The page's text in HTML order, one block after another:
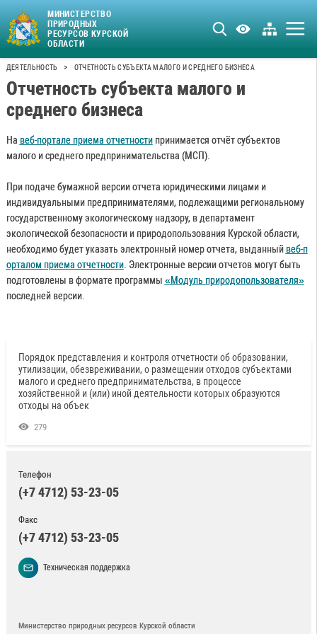
МИНИСТЕРСТВО
ПРИРОДНЫХ
РЕСУРСОВ КУРСКОЙ
ОБЛАСТИ
ДЕЯТЕЛЬНОСТЬ > ОТЧЕТНОСТЬ СУБЪЕКТА МАЛОГО И СРЕДНЕГО БИЗНЕСА
Отчетность субъекта малого и
среднего бизнеса
На веб-портале приема отчетностипринимается отчёт субъектов
малого и среднего предпринимательства (МСП).
При подаче бумажной версии отчета юридическими лицами и
индивидуальными предпринимателями, подлежащими региональному
государственному экологическому надзору, в департамент
экологической безопасности и природопользования Курской области,
необходимо будет указать электронный номер отчета, выданный веб-п
орталом приема отчетности. Электронные версии отчетов могут быть
подготовлены в формате программы «Модуль природопользователя»
последней версии.
Порядок представления и контроля отчетности об образовании,
утилизации, обезвреживании, о размещении отходов субъектами
малого и среднего предпринимательства, в процессе
хозяйственной и (или) иной деятельности которых образуются
отходы на объек
279
Телефон
(+7 4712) 53-23-05
Факс
(+7 4712) 53-23-05
Техническая поддержка
Министерство природных ресурсов Курской области